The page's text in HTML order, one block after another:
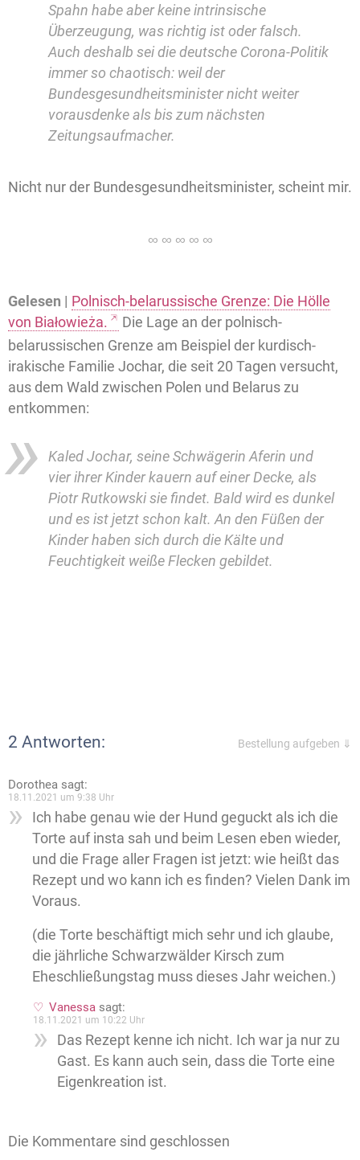
Spahn habe aber keine intrinsische
Überzeugung, was richtig ist oder falsch.
Auch deshalb sei die deutsche Corona-Politik
immer so chaotisch: weil der
Bundesgesundheitsminister nicht weiter
vorausdenke als bis zum nächsten
Zeitungsaufmacher.
Nicht nur der Bundesgesundheitsminister, scheint mir.
Gelesen | Polnisch-belarussische Grenze: Die Hölle
von Białowieża.
Die Lage an der polnisch-
belarussischen Grenze am Beispiel der kurdisch-
irakische Familie Jochar, die seit 20 Tagen versucht,
aus dem Wald zwischen Polen und Belarus zu
entkommen:
Kaled Jochar, seine Schwägerin Aferin und
vier ihrer Kinder kauern auf einer Decke, als
Piotr Rutkowski sie findet. Bald wird es dunkel
und es ist jetzt schon kalt. An den Füßen der
Kinder haben sich durch die Kälte und
Feuchtigkeit weiße Flecken gebildet.
2 Antworten: Bestellung aufgeben ⇓
Dorothea sagt:
18.11.2021 um 9:38 Uhr
Ich habe genau wie der Hund geguckt als ich die
Torte auf insta sah und beim Lesen eben wieder,
und die Frage aller Fragen ist jetzt: wie heißt das
Rezept und wo kann ich es finden? Vielen Dank im
Voraus.
(die Torte beschäftigt mich sehr und ich glaube,
die jährliche Schwarzwälder Kirsch zum
Eheschließungstag muss dieses Jahr weichen.)
Vanessa sagt:
18.11.2021 um 10:22 Uhr
Das Rezept kenne ich nicht. Ich war ja nur zu
Gast. Es kann auch sein, dass die Torte eine
Eigenkreation ist.
Die Kommentare sind geschlossen